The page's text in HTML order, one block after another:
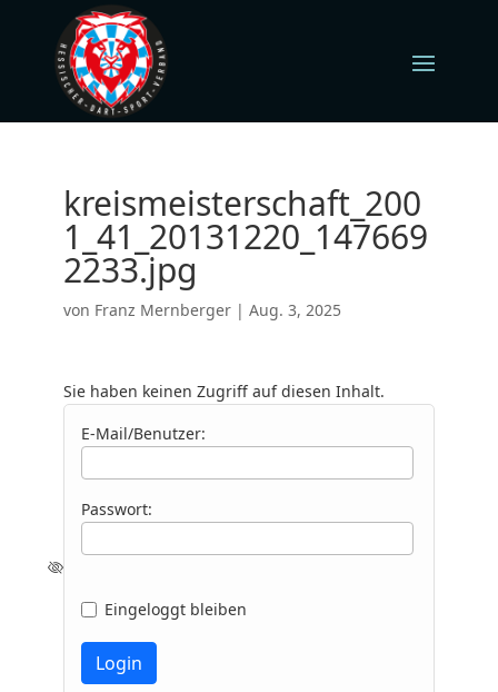
kreismeisterschaft_200
1_41_20131220_147669
2233.jpg
von Franz Mernberger| Aug. 3, 2025
Sie haben keinen Zugriff auf diesen Inhalt.
E-Mail/Benutzer:
Passwort:
Eingeloggt bleiben